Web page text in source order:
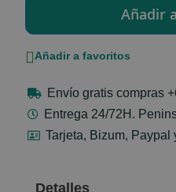
Añadir a favoritos
Envío gratis compras
Entrega 24/72H.
Tarjeta, Bizum, Paypal
Detalles